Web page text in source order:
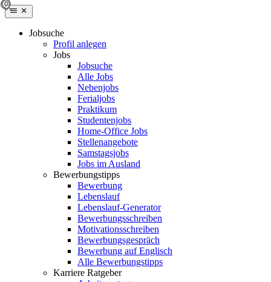
Jobsuche
Profil anlegen
Jobs
Jobsuche
Alle Jobs
Nebenjobs
Ferialjobs
Praktikum
Studentenjobs
Home-Office Jobs
Stellenangebote
Samstagsjobs
Jobs im Ausland
Bewerbungstipps
Bewerbung
Lebenslauf
Lebenslauf-Generator
Bewerbungsschreiben
Motivationsschreiben
Bewerbungsgespräch
Bewerbung auf Englisch
Alle Bewerbungstipps
Karriere Ratgeber